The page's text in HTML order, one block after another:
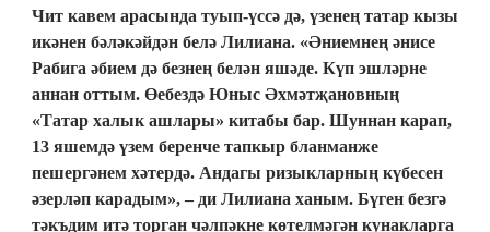
Чит кавем арасында туып-үссә дә, үзенең татар кызы
икәнен бәләкәй­дән белә Лилиана. «Әниемнең әнисе
Рабига әбием дә безнең белән яшә­де. Күп эшләрне
аннан оттым. Өе­бездә Юныс Әхмәтҗановның
«Татар халык ашлары» китабы бар. Шуннан карап,
13 яшемдә үзем беренче тапкыр бланманже
пешергәнем хәтердә. Андагы ризыкларның күбесен
әзерләп карадым», – ди Лилиана ханым. Бүген безгә
тәкъдим итә торган чәлпәкне көтелмәгән кунакларга